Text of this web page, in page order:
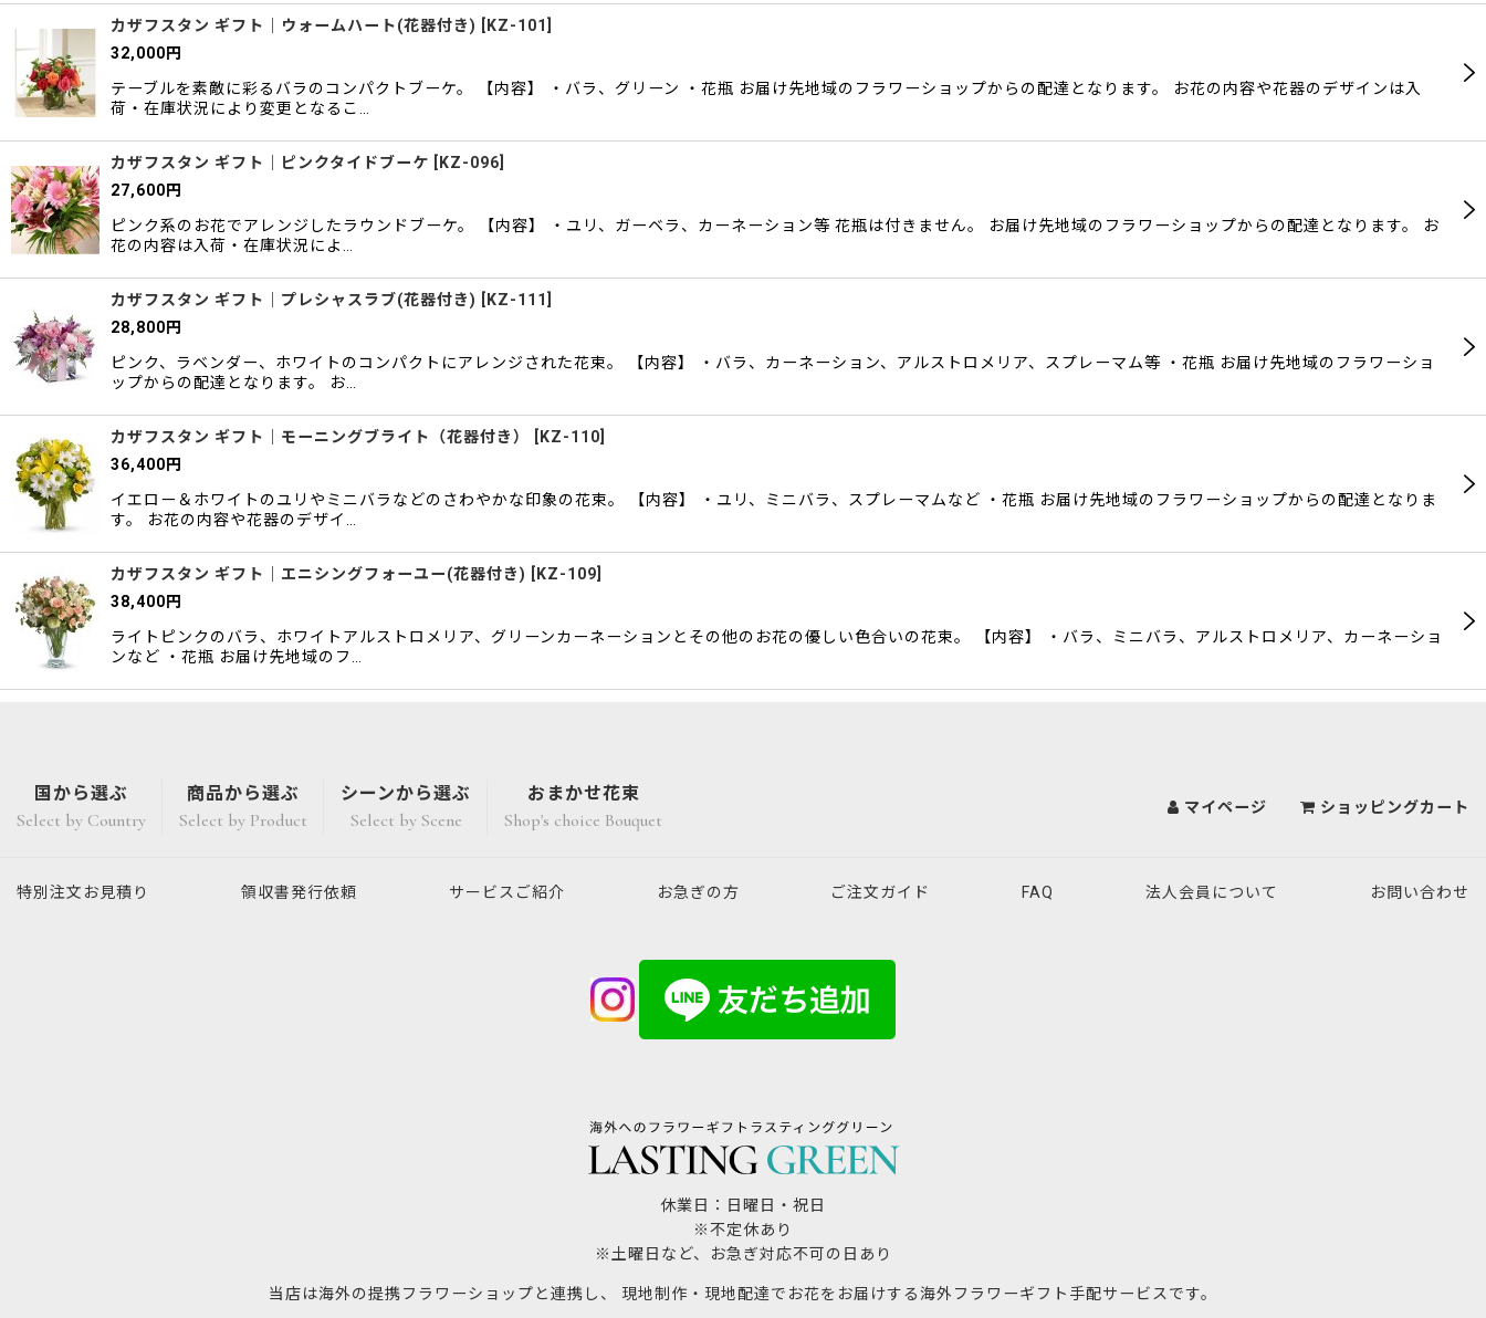
カザフスタン ギフト｜ウォームハート(花器付き) KZ-101
32,000円
テーブルを素敵に彩るバラのコンパクトブーケ。 【内容】 ・バラ、グリーン ・花瓶 お届け先地域のフラワーショップからの配達となります。 お花の内容や花器のデザインは入
荷・在庫状況により変更となるこ…
カザフスタン ギフト｜ピンクタイドブーケ KZ-096
27,600円
ピンク系のお花でアレンジしたラウンドブーケ。 【内容】 ・ユリ、ガーベラ、カーネーション等 花瓶は付きません。 お届け先地域のフラワーショップからの配達となります。 お
花の内容は入荷・在庫状況によ…
カザフスタン ギフト｜プレシャスラブ(花器付き) KZ-111
28,800円
ピンク、ラベンダー、ホワイトのコンパクトにアレンジされた花束。 【内容】 ・バラ、カーネーション、アルストロメリア、スプレーマム等 ・花瓶 お届け先地域のフラワーショ
ップからの配達となります。 お…
カザフスタン ギフト｜モーニングブライト（花器付き） KZ-110
36,400円
イエロー＆ホワイトのユリやミニバラなどのさわやかな印象の花束。 【内容】 ・ユリ、ミニバラ、スプレーマムなど ・花瓶 お届け先地域のフラワーショップからの配達となりま
す。 お花の内容や花器のデザイ…
カザフスタン ギフト｜エニシングフォーユー(花器付き) KZ-109
38,400円
ライトピンクのバラ、ホワイトアルストロメリア、グリーンカーネーションとその他のお花の優しい色合いの花束。 【内容】 ・バラ、ミニバラ、アルストロメリア、カーネーショ
ンなど ・花瓶 お届け先地域のフ…
国から選ぶ
Select by Country
商品から選ぶ
Select by Product
シーンから選ぶ
Select by Scene
おまかせ花束
Shop's choice Bouquet
マイページ ショッピングカート
特別注文 お見積り 領収書発行依頼 サービスご紹介 お急ぎの方 ご注文ガイド FAQ 法人会員について お問い合わせ
休業日：日曜日・祝日
※不定休あり
※土曜日など、お急ぎ対応不可の日あり
当店は海外の提携フラワーショップと連携し、 現地制作・現地配達でお花をお届けする海外フラワーギフト手配サービスです。